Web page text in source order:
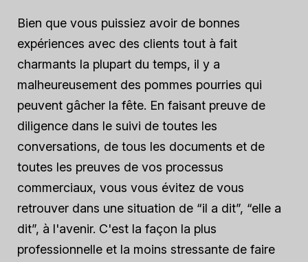
Bien que vous puissiez avoir de bonnes
expériences avec des clients tout à fait
charmants la plupart du temps, il y a
malheureusement des pommes pourries qui
peuvent gâcher la fête. En faisant preuve de
diligence dans le suivi de toutes les
conversations, de tous les documents et de
toutes les preuves de vos processus
commerciaux, vous vous évitez de vous
retrouver dans une situation de “il a dit”, “elle a
dit”, à l'avenir. C'est la façon la plus
professionnelle et la moins stressante de faire